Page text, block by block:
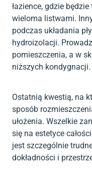
łazience, gdzie
wieloma listwami.
podczas układania
hydroizolacji.
pomieszczenia, a w
niższych kondygnacji.
Ostatnią kwestią, na
sposób
ułożenia. Wszelkie
się na estetyce
jest szczególnie
dokładności i